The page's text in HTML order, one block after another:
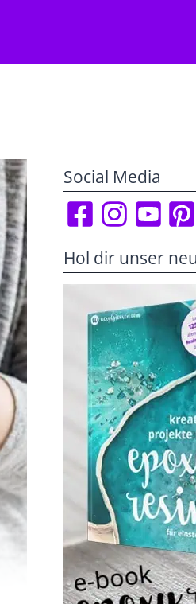
Social Media
Hol dir unser